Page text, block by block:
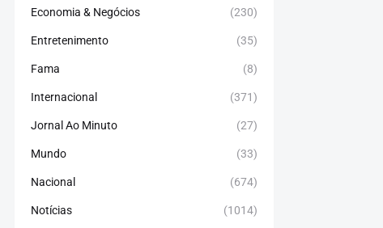
Economia & Negócios (230)
Entretenimento (35)
Fama (8)
Internacional (371)
Jornal Ao Minuto (27)
Mundo (33)
Nacional (674)
Notícias (1014)